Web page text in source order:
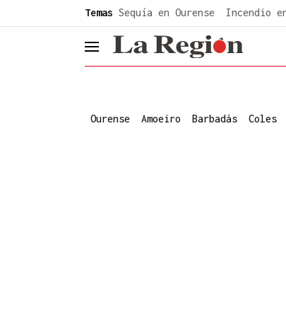
Temas Sequía en Ourense Incendio
header.menu.open
Ourense Amoeiro Barbadás Coles